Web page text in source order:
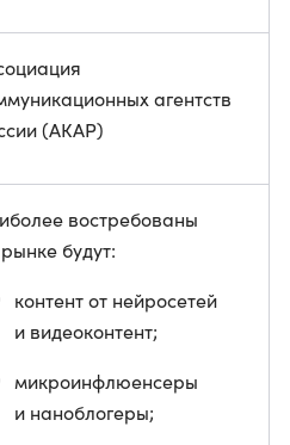
агентств
(АКАР)
востребованы
будут:
контент от нейросетей
и видеоконтент;
микроинфлюенсеры
и наноблогеры;